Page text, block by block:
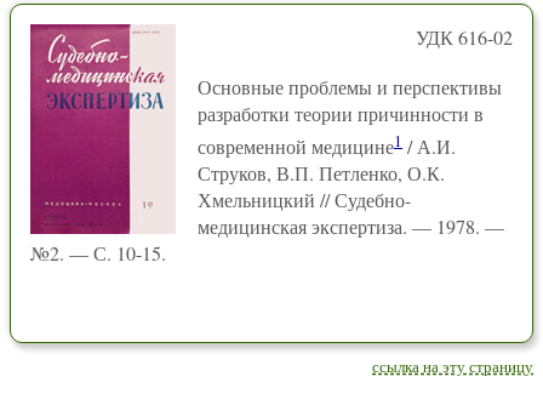
УДК 616-02
Основные проблемы и перспективы
разработки теории причинности в
современной медицине1 / А.И.
Струков, В.П. Петленко, О.К.
Хмельницкий // Судебно-
медицинская экспертиза. — 1978. —
№2. — С. 10-15.
ссылка на эту страницу